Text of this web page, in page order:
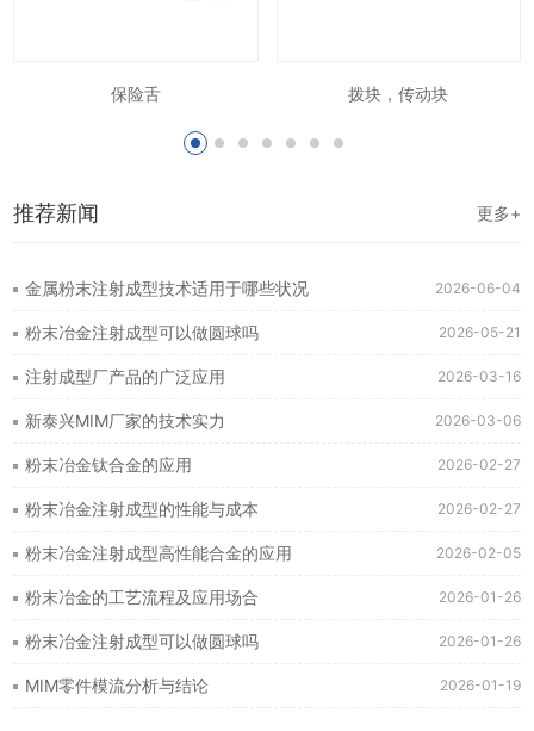
保险舌 拨块，传动块
推荐新闻 更多+
2026-06-04
金属粉末注射成型技术适用于哪些状况
2026-05-21
粉末冶金注射成型可以做圆球吗
2026-03-16
注射成型厂产品的广泛应用
2026-03-06
新泰兴MIM厂家的技术实力
2026-02-27
粉末冶金钛合金的应用
2026-02-27
粉末冶金注射成型的性能与成本
2026-02-05
粉末冶金注射成型高性能合金的应用
2026-01-26
粉末冶金的工艺流程及应用场合
2026-01-26
粉末冶金注射成型可以做圆球吗
2026-01-19
MIM零件模流分析与结论